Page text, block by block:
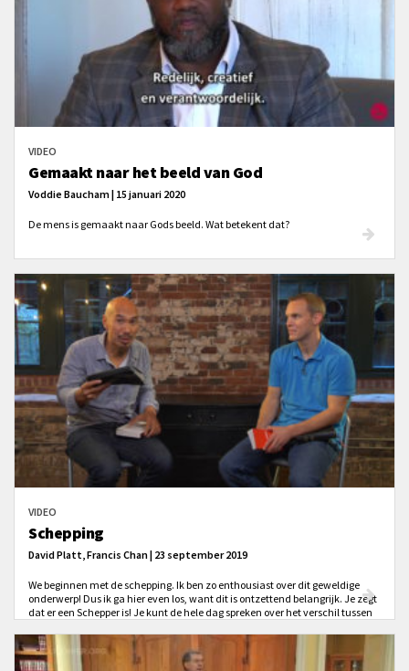
VIDEO
Gemaakt naar het beeld van God
Voddie Baucham | 15 januari 2020
De mens is gemaakt naar Gods beeld. Wat betekent dat?
VIDEO
Schepping
David Platt, Francis Chan | 23 september 2019
We beginnen met de schepping. Ik ben zo enthousiast over dit geweldige
onderwerp! Dus ik ga hier even los, want dit is ontzettend belangrijk. Je zegt
dat er een Schepper is! Je kunt de hele dag spreken over het verschil tussen
betekent dat er Iemand is Die mij gemaakt heeft. Dat is fundamenteel. Dat
betekent dat ik anders niet eens zou bestaan. Dus ik zou niet denken, niet
praten, wij zouden niet studeren, wij zouden dit onderwerp nu niet